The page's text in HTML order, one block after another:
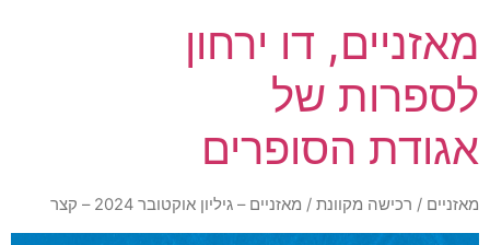
מאזניים, דו ירחון
לספרות של
אגודת הסופרים
מאזניים / רכישה מקוונת / מאזניים – גיליון אוקטובר 2024 – קצר